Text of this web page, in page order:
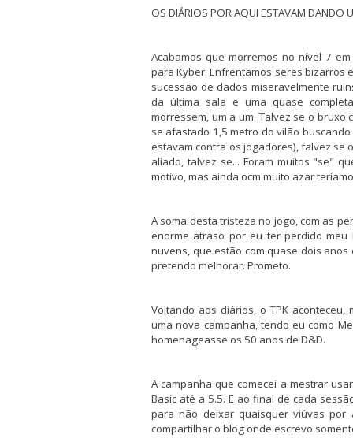
OS DIÁRIOS POR AQUI ESTAVAM DANDO
Acabamos que morremos no nível 7
para Kyber. Enfrentamos seres bizarros
sucessão de dados miseravelmente
da última sala e uma quase
morressem, um a um. Talvez se o
se afastado 1,5 metro do vilão
estavam contra os jogadores), talvez se
aliado, talvez se... Foram muitos "se"
motivo, mas ainda ocm muito azar
A soma desta tristeza no jogo, com as
enorme atraso por eu ter perdido
nuvens, que estão com quase dois
pretendo melhorar. Prometo.
Voltando aos diários, o TPK
uma nova campanha, tendo eu como
homenageasse os 50 anos de D&D.
A campanha que comecei a mestrar
Basic até a 5.5. E ao final de cada
para não deixar quaisquer viúvas por
compartilhar o blog onde escrevo